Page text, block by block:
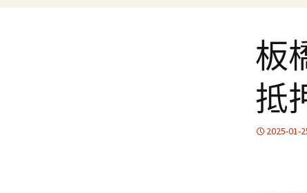
板
抵
2025-01-